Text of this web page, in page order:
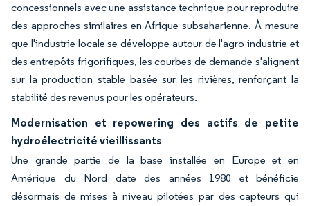
concessionnels avec une assistance technique pour reproduire
des approches similaires en Afrique subsaharienne. À mesure
que l'industrie locale se développe autour de l'agro-industrie et
des entrepôts frigorifiques, les courbes de demande s'alignent
sur la production stable basée sur les rivières, renforçant la
stabilité des revenus pour les opérateurs.
Modernisation et repowering des actifs de petite
hydroélectricité vieillissants
Une grande partie de la base installée en Europe et en
Amérique du Nord date des années 1980 et bénéficie
désormais de mises à niveau pilotées par des capteurs qui